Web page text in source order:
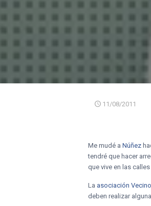
11/08/2011
Me mudé aNúñez
tendré que hacer
que vive en las
La asociación
deben realizar